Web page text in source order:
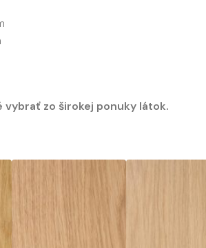
vybrať zo širokej ponuky látok.